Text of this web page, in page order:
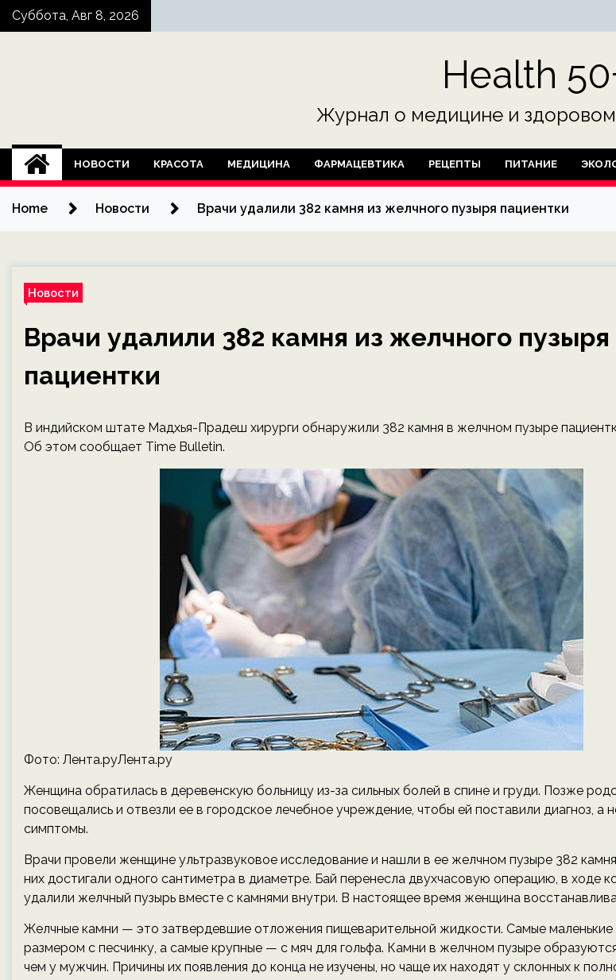
SkipСуббота, Авг 8, 2026
Health
Журнал о медицине и
НОВОСТИ КРАСОТА МЕДИЦИНА ФАРМАЦЕВТИКА РЕЦЕПТЫ ПИТАНИЕ
Home Новости Врачи удалили 382 камня из желчного пузыря пациентки
Новости
Врачи удалили 382 камня из желчного пузыря
пациентки
В индийском штате Мадхья-Прадеш хирурги обнаружили 382 камня в желчном пузыре
Об этом сообщает Time Bulletin.
Фото: Лента.руЛента.ру
Женщина обратилась в деревенскую больницу из-за сильных болей в спине и груди. Позже
посовещались и отвезли ее в городское лечебное учреждение, чтобы ей поставили диагноз, а
симптомы.
Врачи провели женщине ультразвуковое исследование и нашли в ее желчном пузыре 382
них достигали одного сантиметра в диаметре. Бай перенесла двухчасовую операцию, в ходе
удалили желчный пузырь вместе с камнями внутри. В настоящее время женщина
Желчные камни — это затвердевшие отложения пищеварительной жидкости. Самые маленькие
размером с песчинку, а самые крупные — с мяч для гольфа. Камни в желчном пузыре
чем у мужчин. Причины их появления до конца не изучены, но чаще их находят у склонных к